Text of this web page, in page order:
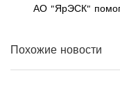
Похожие новости